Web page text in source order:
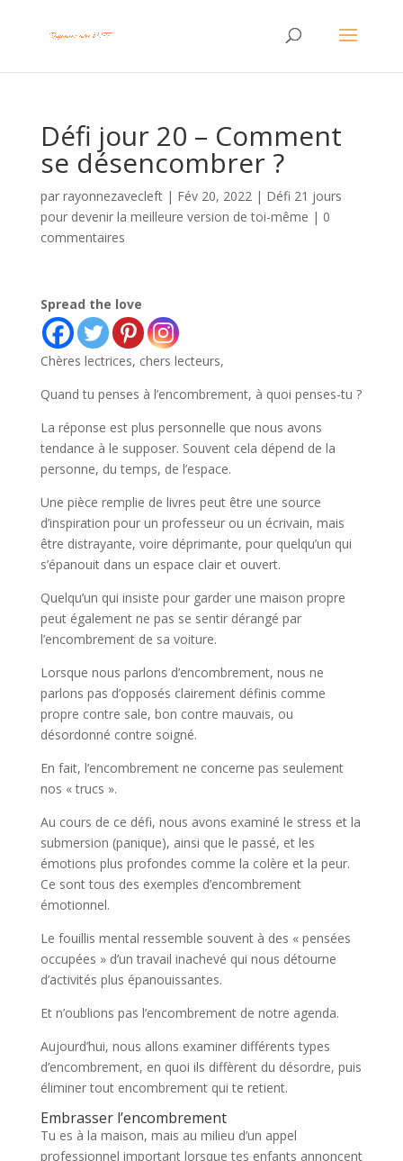
Défi jour 20 – Comment
se désencombrer ?
par rayonnezavecleft| Fév 20, 2022| Défi 21 jours
pour devenir la meilleure version de toi-même | 0
commentaires
Spread the love
Chères lectrices, chers lecteurs,
Quand tu penses à l’encombrement, à quoi penses-tu ?
La réponse est plus personnelle que nous avons
tendance à le supposer. Souvent cela dépend de la
personne, du temps, de l’espace.
Une pièce remplie de livres peut être une source
d’inspiration pour un professeur ou un écrivain, mais
être distrayante, voire déprimante, pour quelqu’un qui
s’épanouit dans un espace clair et ouvert.
Quelqu’un qui insiste pour garder une maison propre
peut également ne pas se sentir dérangé par
l’encombrement de sa voiture.
Lorsque nous parlons d’encombrement, nous ne
parlons pas d’opposés clairement définis comme
propre contre sale, bon contre mauvais, ou
désordonné contre soigné.
En fait, l’encombrement ne concerne pas seulement
nos « trucs ».
Au cours de ce défi, nous avons examiné le stress et la
submersion (panique), ainsi que le passé, et les
émotions plus profondes comme la colère et la peur.
Ce sont tous des exemples d’encombrement
émotionnel.
Le fouillis mental ressemble souvent à des « pensées
occupées » d’un travail inachevé qui nous détourne
d’activités plus épanouissantes.
Et n’oublions pas l’encombrement de notre agenda.
Aujourd’hui, nous allons examiner différents types
d’encombrement, en quoi ils diffèrent du désordre, puis
éliminer tout encombrement qui te retient.
Embrasser l’encombrement
Tu es à la maison, mais au milieu d’un appel
professionnel important lorsque tes enfants annoncent